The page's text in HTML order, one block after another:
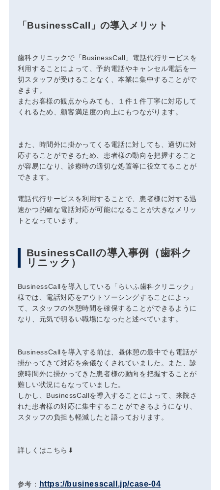
「BusinessCall」の導入メリット
歯科クリニックで「BusinessCall」電話代行サービスを
利用することによって、予約電話やキャンセル電話を一
切スタッフが受けることなく、本業に集中することがで
きます。
またお客様の観点からみても、１件１件丁寧に対応して
くれるため、顧客満足度の向上にもつながります。
また、時間外に掛かってくる電話に対しても、適切に対
応することができるため、患者様の動向を把握すること
が容易になり、診療時の適切な処置等に役立てることが
できます。
電話代行サービスを利用することで、患者様に対する迅
速かつ的確な電話対応が可能になることが大きなメリッ
トとなっています。
BusinessCallの導入事例（歯科ク
リニック）
BusinessCallを導入している「らいふ歯科クリニック」
様では、電話対応をアウトソーシングすることによっ
て、スタッフの休憩時間を確保することができるように
なり、元気で明るい職場になったと述べています。
BusinessCallを導入する前は、昼休憩の最中でも電話が
掛かってきて対応を余儀なくされていました。また、診
療時間外に掛かってきた患者様の動向を把握することが
難しい状況にもなっていました。
しかし、BusinessCallを導入することによって、来院さ
れた患者様の対応に集中することができるようになり、
スタッフの負担も軽減したと語っております。
詳しくはこちら⬇
参考： https://businesscall.jp/case-04